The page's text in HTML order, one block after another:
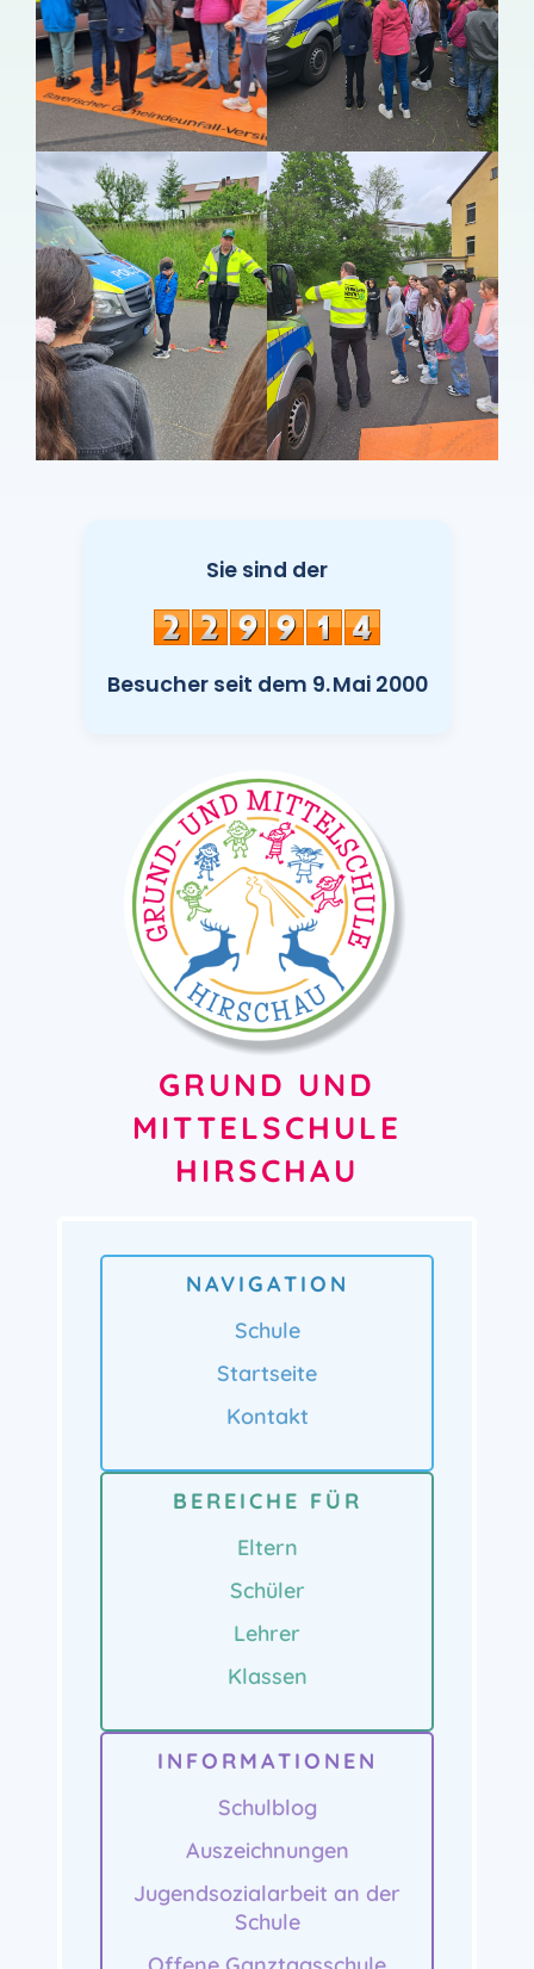
Sie sind der
Besucher seit dem 9. Mai 2000
GRUND UND
MITTELSCHULE
HIRSCHAU
NAVIGATION
Schule
Startseite
Kontakt
BEREICHE FÜR
Eltern
Schüler
Lehrer
Klassen
INFORMATIONEN
Schulblog
Auszeichnungen
Jugendsozialarbeit an der
Schule